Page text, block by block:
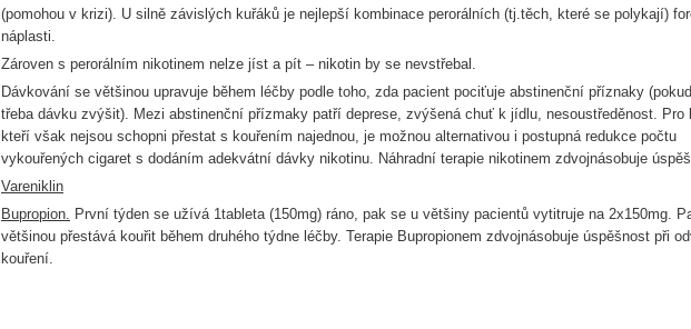
(pomohou v krizi). U silně závislých kuřáků je nejlepší kombinace perorálních (tj.těch, které se polykají)
náplasti.
Zároven s perorálním nikotinem nelze jíst a pít – nikotin by se nevstřebal.
Dávkování se většinou upravuje během léčby podle toho, zda pacient pociťuje abstinenční příznaky
třeba dávku zvýšit). Mezi abstinenční přízmaky patří deprese, zvýšená chuť k jídlu, nesoustředěnost. Pro
kteří však nejsou schopni přestat s kouřením najednou, je možnou alternativou i postupná redukce počtu
vykouřených cigaret s dodáním adekvátní dávky nikotinu. Náhradní terapie nikotinem zdvojnásobuje
Vareniklin
Bupropion. První týden se užívá 1tableta (150mg) ráno, pak se u většiny pacientů vytitruje na 2x150mg.
většinou přestává kouřit během druhého týdne léčby. Terapie Bupropionem zdvojnásobuje úspěšnost při
kouření.